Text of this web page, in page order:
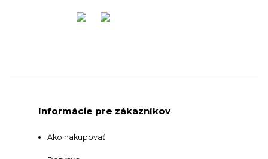
Informácie pre zákazníkov
Ako nakupovať